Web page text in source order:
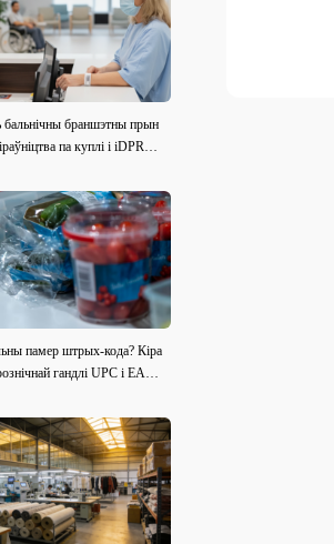
браншэтны прын
па куплі і iDPRT i
памер штрых-кода? Кіра
гандлі UPC і EAN